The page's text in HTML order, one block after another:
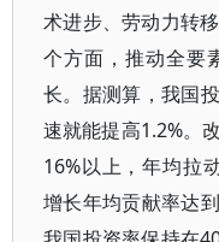
术进步、劳动力转
个方面，推动全要
长。据测算，我国
速就能提高1.2%。
16%以上，年均拉
增长年均贡献率达